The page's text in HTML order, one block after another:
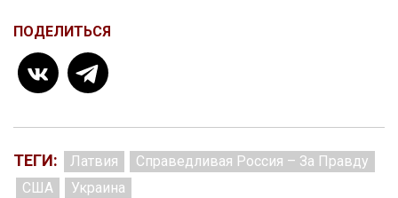
ПОДЕЛИТЬСЯ
ТЕГИ: Латвия
Справедливая Россия – За Правду
США
Украина